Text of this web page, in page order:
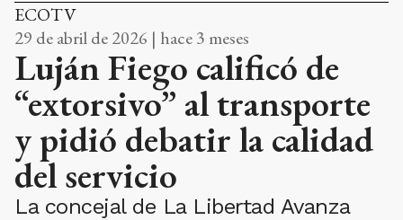
ECOTV
29 de abril de 2026 | hace 3 meses
Luján Fiego calificó de
“extorsivo” al transporte
y pidió debatir la calidad
del servicio
La concejal de La Libertad Avanza